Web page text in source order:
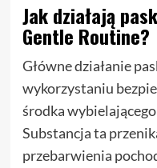
Jak działają
Gentle Routine?
Główne działanie
wykorzystaniu
środka
Substancja ta
przebarwienia